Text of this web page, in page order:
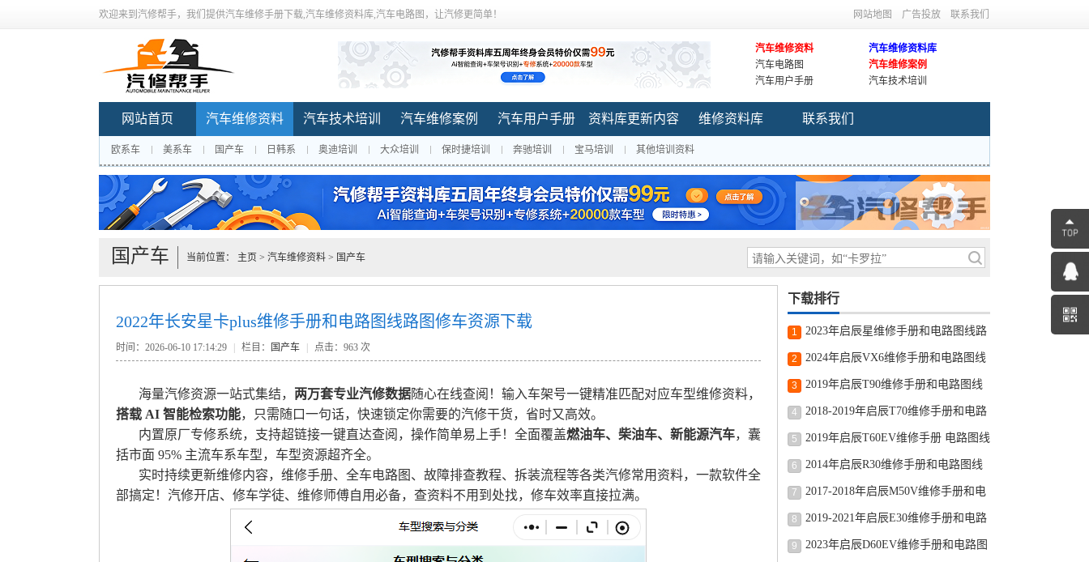
欢迎来到汽修帮手，我们提供汽车维修手册下载,汽车维修资料库,汽车电路图，让汽修更简单！ 网站地图 广告投放 联系我们
汽车维修资料
汽车维修资料库
汽车电路图
汽车维修案例
汽车用户手册
汽车技术培训
网站首页 汽车维修资料 汽车技术培训 汽车维修案例 汽车用户手册 资料库更新内容 维修资料库 联系我们
欧系车 美系车 国产车 日韩系 奥迪培训 大众培训 保时捷培训 奔驰培训 宝马培训 其他培训资料
国产车 当前位置： 主页 > 汽车维修资料 > 国产车
2022年长安星卡plus维修手册和电路图线路图修车资源下载
时间：2026-06-10 17:14:29 栏目： 国产车 点击： 963 次
海量汽修资源一站式集结， 两万套专业汽修数据随心在线查阅！输入车架号一键精准匹配对应车型维修资料，
搭载 AI 智能检索功能，只需随口一句话，快速锁定你需要的汽修干货，省时又高效。
内置原厂专修系统，支持超链接一键直达查阅，操作简单易上手！全面覆盖燃油车、柴油车、新能源汽车，囊
括市面 95% 主流车系车型，车型资源超齐全。
实时持续更新维修内容，维修手册、全车电路图、故障排查教程、拆装流程等各类汽修常用资料，一款软件全
部搞定！汽修开店、修车学徒、维修师傅自用必备，查资料不用到处找，修车效率直接拉满。
下载排行
1
2023年启辰星维修手册和电路图线路
图修车资源下载
2
2024年启辰VX6维修手册和电路图线
路图修车资源下载
3
2019年启辰T90维修手册和电路图线
路图修车资源下载
4
2018-2019年启辰T70维修手册和电路
图线路图修车资源下载
5
2019年启辰T60EV维修手册 电路图线
路图修车资源下载
6
2014年启辰R30维修手册和电路图线
路图修车资源下载
7
2017-2018年启辰M50V维修手册和电
路图线路图修车资源下载
8
2019-2021年启辰E30维修手册和电路
图线路图修车资源下载
9
2023年启辰D60EV维修手册和电路图